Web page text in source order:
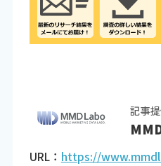
記事
URL： https://